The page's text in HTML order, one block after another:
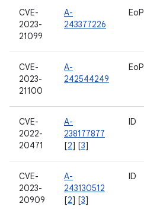
CVE-
2023-
21099
A-
243377226
EoP
CVE-
2023-
21100
A-
242544249
EoP
CVE-
2022-
20471
A-
238177877
[2] [3]
ID
CVE-
2023-
20909
A-
243130512
[2] [3]
ID